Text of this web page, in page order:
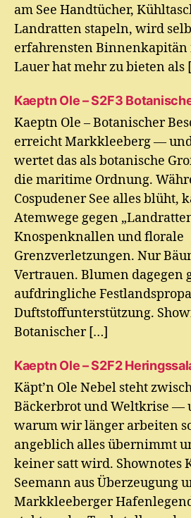
am See Handtücher,
Landratten stapeln, wird
erfahrensten Binnenkapitän
Lauer hat mehr zu bieten als
Kaeptn Ole – S2F3
Kaeptn Ole – Botanischer
erreicht Markkleeberg —
wertet das als botanische
die maritime Ordnung.
Cospudener See alles blüht,
Atemwege gegen
Knospenknallen und florale
Grenzverletzungen. Nur
Vertrauen. Blumen dagegen
aufdringliche
Duftstoffunterstützung.
Botanischer […]
Kaeptn Ole – S2F2
Käpt’n Ole Nebel steht
Bäckerbrot und Weltkrise —
warum wir länger arbeiten
angeblich alles übernimmt
keiner satt wird. Shownotes
Seemann aus Überzeugung
Markkleeberger